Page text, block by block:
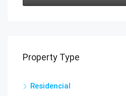
Property Type
Residencial